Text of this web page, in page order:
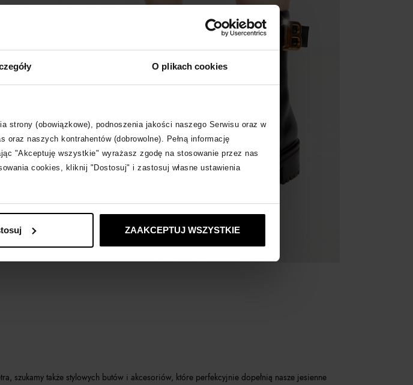
O plikach cookies
strony (obowiązkowe), podnoszenia jakości naszego Serwisu oraz w
naszych kontrahentów (dobrowolne). Pełną informację
"Akceptuję wszystkie" wyrażasz zgodę na stosowanie przez nas
cookies, kliknij "Dostosuj" i zastosuj własne ustawienia
ZAAKCEPTUJ WSZYSTKIE
szukamy także stylowych butów i akcesoriów, które perfekcyjnie dopełnią nasze jesienne